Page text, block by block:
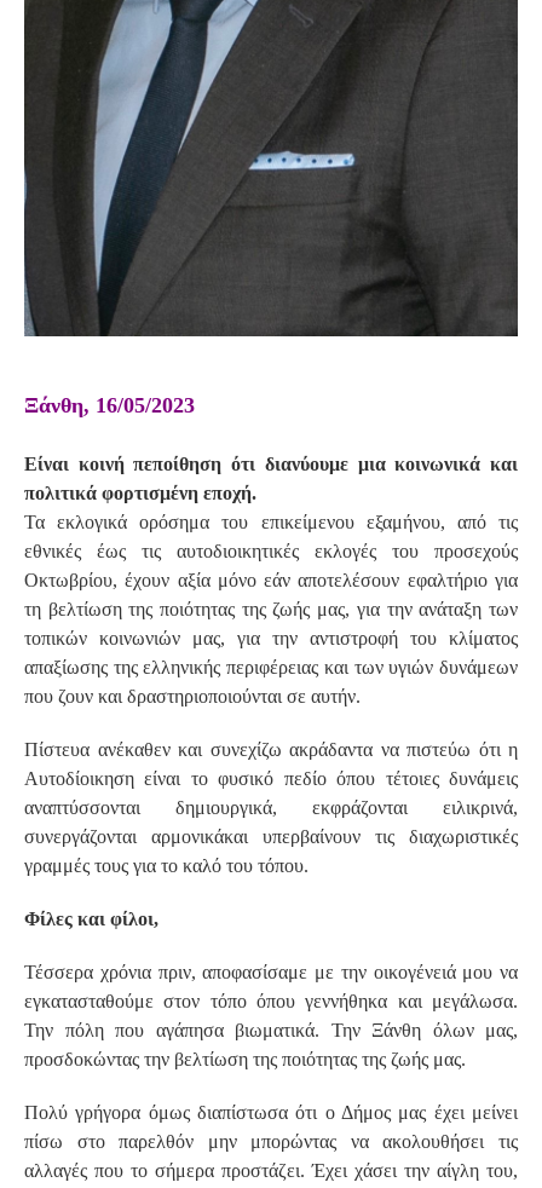
Ξάνθη, 16/05/2023
Είναι κοινή πεποίθηση ότι διανύουμε μια κοινωνικά και
πολιτικά φορτισμένη εποχή.
Τα εκλογικά ορόσημα του επικείμενου εξαμήνου, από τις
εθνικές έως τις αυτοδιοικητικές εκλογές του προσεχούς
Οκτωβρίου, έχουν αξία μόνο εάν αποτελέσουν εφαλτήριο για
τη βελτίωση της ποιότητας της ζωής μας, για την ανάταξη των
τοπικών κοινωνιών μας, για την αντιστροφή του κλίματος
απαξίωσης της ελληνικής περιφέρειας και των υγιών δυνάμεων
που ζουν και δραστηριοποιούνται σε αυτήν.
Πίστευα ανέκαθεν και συνεχίζω ακράδαντα να πιστεύω ότι η
Αυτοδίοικηση είναι το φυσικό πεδίο όπου τέτοιες δυνάμεις
αναπτύσσονται δημιουργικά, εκφράζονται ειλικρινά,
συνεργάζονται αρμονικάκαι υπερβαίνουν τις διαχωριστικές
γραμμές τους για το καλό του τόπου.
Φίλες και φίλοι,
Τέσσερα χρόνια πριν, αποφασίσαμε με την οικογένειά μου να
εγκατασταθούμε στον τόπο όπου γεννήθηκα και μεγάλωσα.
Την πόλη που αγάπησα βιωματικά. Την Ξάνθη όλων μας,
προσδοκώντας την βελτίωση της ποιότητας της ζωής μας.
Πολύ γρήγορα όμως διαπίστωσα ότι ο Δήμος μας έχει μείνει
πίσω στο παρελθόν μην μπορώντας να ακολουθήσει τις
αλλαγές που το σήμερα προστάζει. Έχει χάσει την αίγλη του,